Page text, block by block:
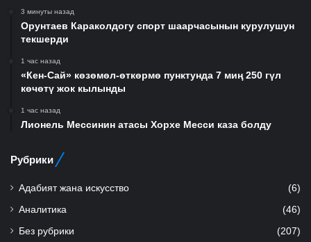
3 минуты назад
Орунтаев Караколдогу спорт шаарчасынын курулушун
текшерди
1 час назад
«Кен-Сай» көзөмөл-өткөрмө пунктунда 7 миң 250 гүл
көчөтү жок кылынды
1 час назад
Лионель Мессинин атасы Хорхе Месси каза болду
Рубрики
Адабият жана искусство (6)
Аналитика (46)
Без рубрики (207)